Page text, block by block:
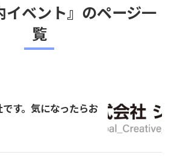
イベント』のページ一
覧
す。気になったらお